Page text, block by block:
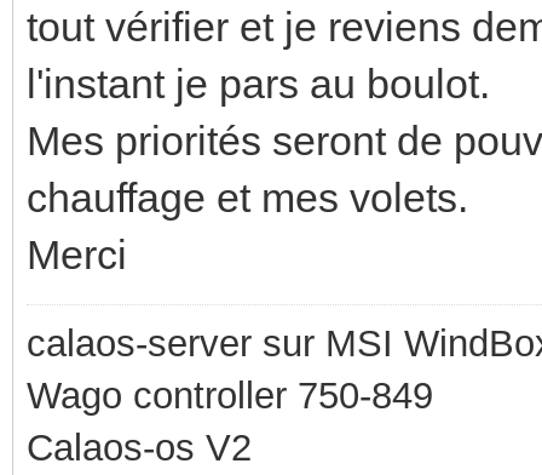
tout vérifier et je reviens
l'instant je pars au boulot.
Mes priorités seront de
chauffage et mes volets.
Merci
calaos-server sur MSI
Wago controller 750-849
Calaos-os V2